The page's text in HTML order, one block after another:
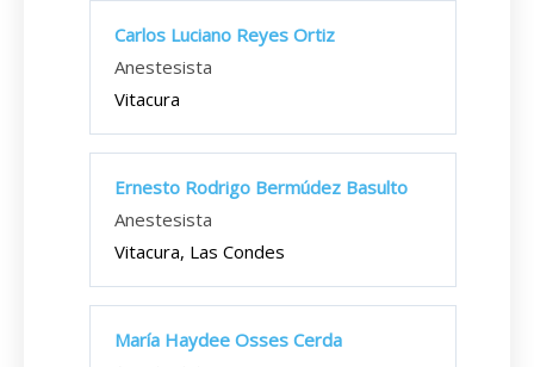
Carlos Luciano Reyes Ortiz
Anestesista
Vitacura
Ernesto Rodrigo Bermúdez Basulto
Anestesista
Vitacura, Las Condes
María Haydee Osses Cerda